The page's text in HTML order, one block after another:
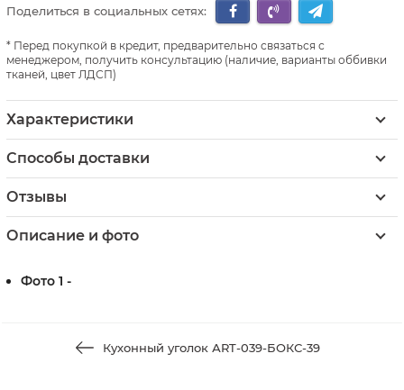
Поделиться в социальных сетях:
Перед покупкой в кредит, предварительно связаться с
менеджером, получить консультацию (наличие, варианты оббивки
тканей, цвет ЛДСП)
Характеристики
Способы доставки
Отзывы
Описание и фото
Фото 1 -
Кухонный уголок АRT-039-БОКС-39